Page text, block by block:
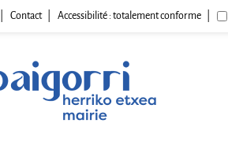
Contact Accessibilité : totalement conforme